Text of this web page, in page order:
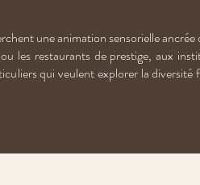
une animation sensorielle
les restaurants de prestige, aux
qui veulent explorer la